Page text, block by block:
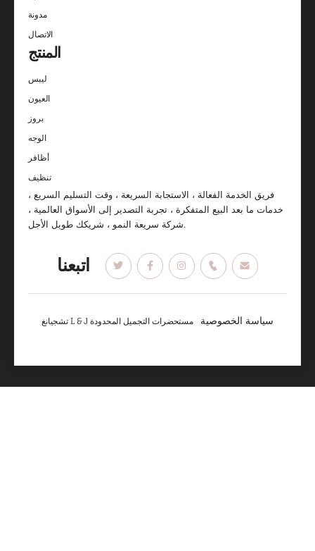
مدونة
الاتصال
المنتج
ليبس
العيون
بروز
الوجه
أظافر
تنظيف
فريق الخدمة الفعالة ، الاستجابة السريعة ، وقت التسليم السريع ،
خدمات ما بعد البيع المتفكرة ، تجربة التصدير إلى الأسواق العالمية ،
شركة سريعة النمو ، شريكك طويل الأجل.
اتبعنا
تشجيانغ L & J مستحضرات التجميل المحدودة سياسة الخصوصية